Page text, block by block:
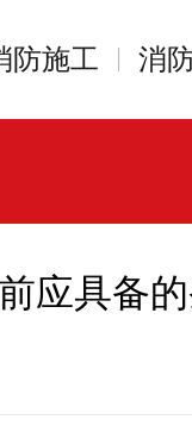
防施工 消
应具备